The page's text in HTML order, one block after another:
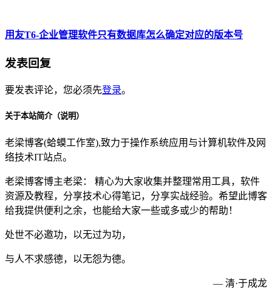
用友T6-企业管理软件只有数据库怎么确定对应的版本号
发表回复
要发表评论，您必须先登录。
关于本站简介（说明）
老梁博客(蛤蟆工作室),致力于操作系统应用与计算机软件及网
络技术IT站点。
老梁博客博主老梁： 精心为大家收集并整理常用工具，软件
资源及教程，分享技术心得笔记，分享实战经验。希望此博客
给我提供便利之余，也能给大家一些或多或少的帮助！
处世不必邀功，以无过为功，
与人不求感德，以无怨为德。
— 清·于成龙